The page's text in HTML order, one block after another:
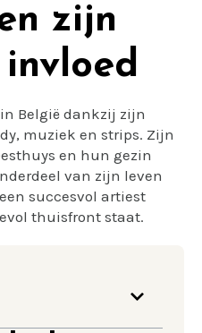
zijn
België dankzij zijn
muziek en strips. Zijn
en hun gezin
van zijn leven
succesvol artiest
thuisfront staat.